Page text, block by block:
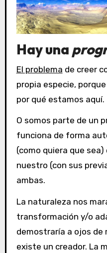
Hay una
El problema de creer
propia especie,
por qué estamos aquí.
O somos parte de un
funciona de forma
(como quiera que
nuestro (con sus
ambas.
La naturaleza nos
transformación y/o
demostraría a ojos de
existe un creador. La